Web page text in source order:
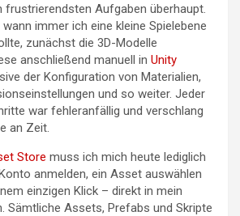
frustrierendsten Aufgaben überhaupt.
immer ich eine kleine Spielebene
zunächst die 3D-Modelle
anschließend manuell in Unity
der Konfiguration von Materialien,
und so weiter. Jeder
war fehleranfällig und verschlang
an Zeit.
Store muss ich mich heute lediglich
anmelden, ein Asset auswählen
einzigen Klick – direkt in mein
Sämtliche Assets, Prefabs und Skripte